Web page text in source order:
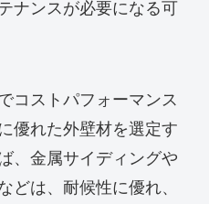
ナンスが必要になる可
コストパフォーマンス
優れた外壁材を選定す
、金属サイディングや
どは、耐候性に優れ、